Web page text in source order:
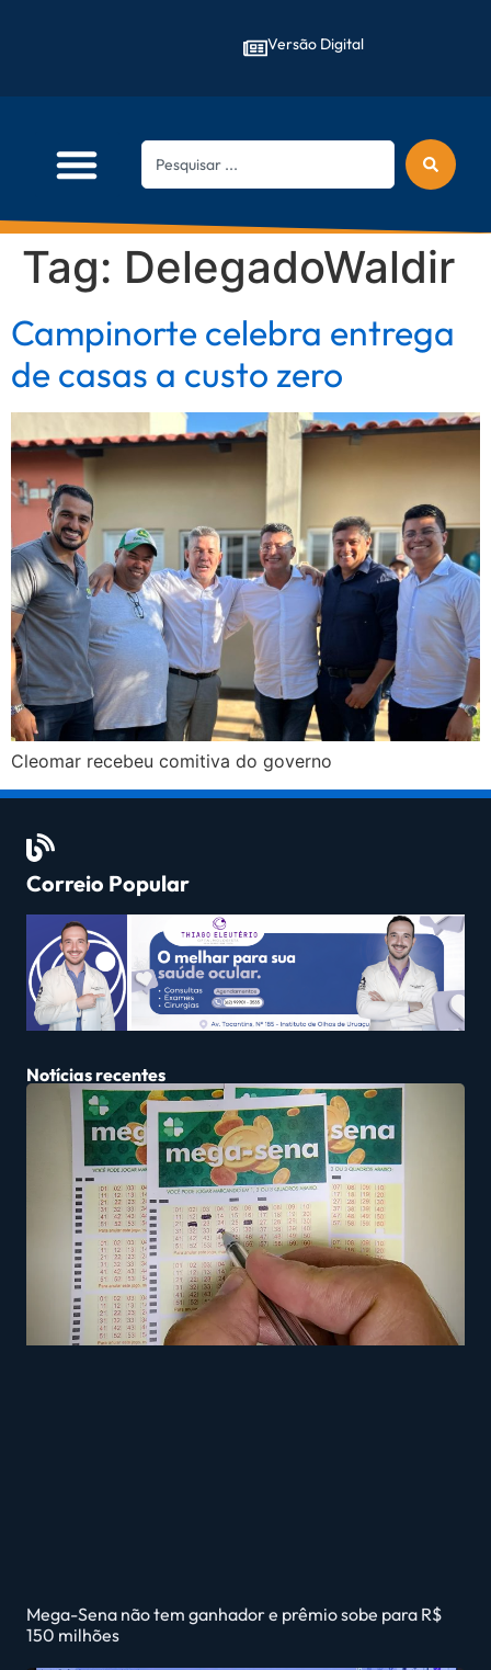
Versão Digital
Tag: DelegadoWaldir
Campinorte celebra entrega
de casas a custo zero
Cleomar recebeu comitiva do governo
Correio Popular
Notícias recentes
Mega-Sena não tem ganhador e prêmio sobe para R$
150 milhões